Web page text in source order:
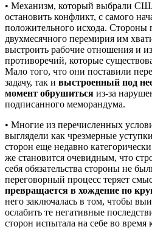
• Механизм, который выбрали
остановить конфликт, с самого
положительного исхода. Стороны
двухмесячного перемирия им
выстроить рабочие отношения и
противоречий, которые
Мало того, что они поставили
задачу, так и выстроенный под
момент обрушиться из-за
подписанного меморандума.
• Многие из перечисленных
выглядели как чрезмерные
сторон еще недавно
же становится очевидным, что
себя обязательства стороны не
переговорный процесс теряет
превращается в хождение по
него заключалась в том, чтобы
ослабить те негативные
сторон испытала на себе во время